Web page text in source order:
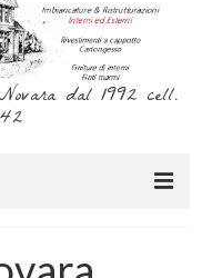
dal 1992 cell.